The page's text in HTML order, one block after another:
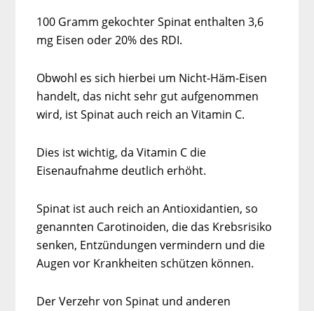
100 Gramm gekochter Spinat enthalten 3,6
mg Eisen oder 20% des RDI.
Obwohl es sich hierbei um Nicht-Häm-Eisen
handelt, das nicht sehr gut aufgenommen
wird, ist Spinat auch reich an Vitamin C.
Dies ist wichtig, da Vitamin C die
Eisenaufnahme deutlich erhöht.
Spinat ist auch reich an Antioxidantien, so
genannten Carotinoiden, die das Krebsrisiko
senken, Entzündungen vermindern und die
Augen vor Krankheiten schützen können.
Der Verzehr von Spinat und anderen